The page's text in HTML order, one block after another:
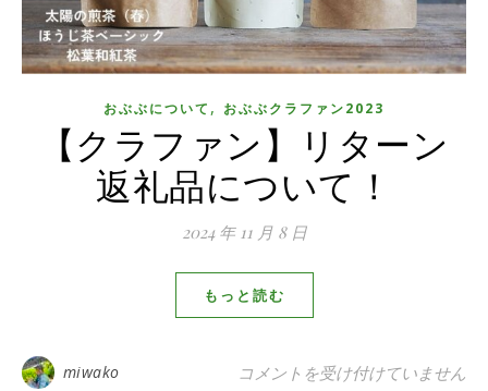
おぶぶについて , おぶぶクラファン2023
【クラファン】リターン
返礼品について！
2024 年 11 月 8 日
もっと読む
miwako 【クラファン】リターン返礼品に
コメントを受け付けていません